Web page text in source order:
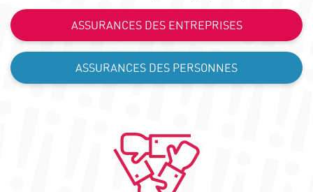
ASSURANCES DES ENTREPRISES
ASSURANCES DES PERSONNES